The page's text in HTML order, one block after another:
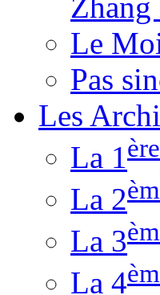
Le
Pas
Les
La 1ère
La 2
La 3
La 4